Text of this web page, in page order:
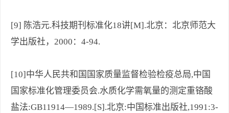
[9] 陈浩元.科技期刊标准化18讲[M].北京：北京师范大
学出版社，2000：4-94.
[10]中华人民共和国国家质量监督检验检疫总局,中国
国家标准化管理委员会.水质化学需氧量的测定重铬酸
盐法:GB11914—1989.[S].北京:中国标准出版社,1991:3-